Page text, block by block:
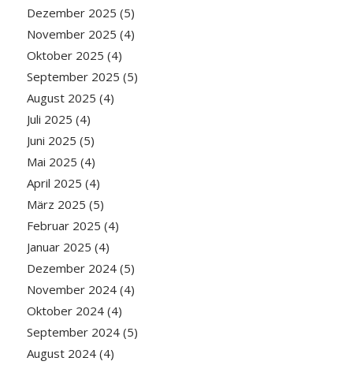
Dezember 2025 (5)
November 2025 (4)
Oktober 2025 (4)
September 2025 (5)
August 2025 (4)
Juli 2025 (4)
Juni 2025 (5)
Mai 2025 (4)
April 2025 (4)
März 2025 (5)
Februar 2025 (4)
Januar 2025 (4)
Dezember 2024(5)
November 2024(4)
Oktober 2024(4)
September 2024(5)
August 2024(4)